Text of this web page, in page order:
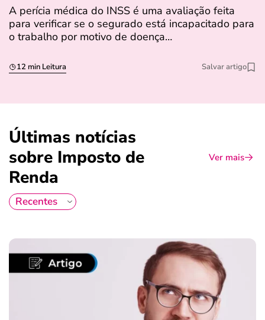
A perícia médica do INSS é uma avaliação feita
para verificar se o segurado está incapacitado para
o trabalho por motivo de doença…
12 min Leitura Salvar artigo
Últimas notícias
sobre Imposto de
Renda
Ver mais